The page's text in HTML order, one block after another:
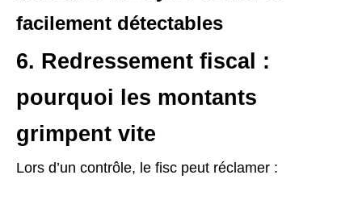
facilement détectables
6. Redressement fiscal :
pourquoi les montants
grimpent vite
Lors d’un contrôle, le fisc peut réclamer :